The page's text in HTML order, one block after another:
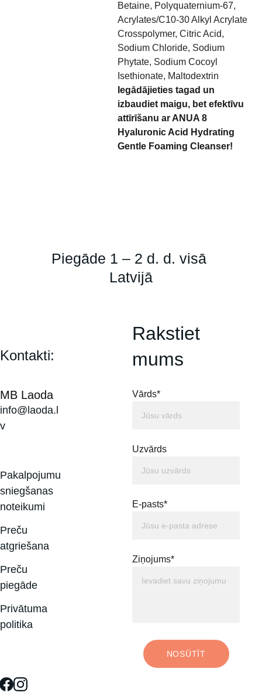
Betaine, Polyquaternium-67,
Acrylates/C10-30 Alkyl Acrylate
Crosspolymer, Citric Acid,
Sodium Chloride, Sodium
Phytate, Sodium Cocoyl
Isethionate, Maltodextrin
Iegādājieties tagad un
izbaudiet maigu, bet efektīvu
attīrīšanu ar ANUA 8
Hyaluronic Acid Hydrating
Gentle Foaming Cleanser!
Rakstiet
mums
Vārds*
Uzvārds
E-pasts*
Ziņojums*
NOSŪTĪT
MB Laoda
Kontakti:
info@laoda.l
v
Pakalpojumu
sniegšanas
noteikumi
Preču
atgriešana
Preču
piegāde
Privātuma
politika
Piegāde 1 – 2 d. d. visā
Latvijā